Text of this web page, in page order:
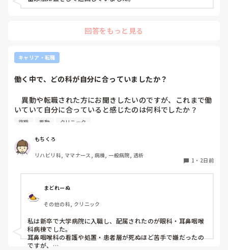
感じます…
メンバーによっては休憩中ずっと無言なこともあります。
休憩室から、あの人なんであんなにできないんだろうね、教
えるの疲れるわなど悪口も聞こえてきます。
もうどうしたらいいのかわかりません。
回答をもっと見る
キャリア・転職
働く中で、どの科が自分に合っていましたか？
異動や転職された方にお聞きしたいのですが、これまで働
いていて自分に合っていると感じたのは何科でしたか？
また、どんなところが合っていると感じましたか？
私はこれまで脳神経外科、リハビリ科、透析室と経験しまし
たが、どこもしっくり来なくて悩んでいます…。次回の転職
の参考にさせていただきたいです😭
復職 異動 クリニック
もちくろ
リハビリ科, ママナース, 病棟, 一般病院, 透析
1 ・ 2日前
まどれーぬ
その他の科, クリニック
私は新卒で大学病院に入職し、配属されたのが眼科・耳鼻咽喉
科病棟でした。
耳鼻咽喉科の看護や処置・患者層が死ぬほど苦手で嫌だったの
ですが、